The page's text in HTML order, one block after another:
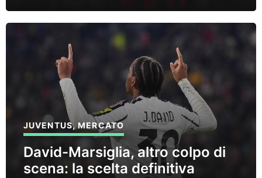
JUVENTUS,MERCATO
David-Marsiglia, altro colpo di
scena: la scelta definitiva